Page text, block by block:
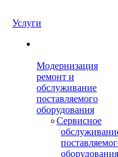
Услуги
Модернизация
ремонт и
обслуживание
поставляемого
оборудования
Сервисное
оборудования